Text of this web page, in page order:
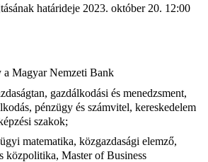
határideje 2023. október 20. 12:00
a Magyar Nemzeti Bank
gazdálkodási és menedzsment,
pénzügy és számvitel, kereskedelem
szakok;
matematika, közgazdasági elemző,
közpolitika, Master of Business